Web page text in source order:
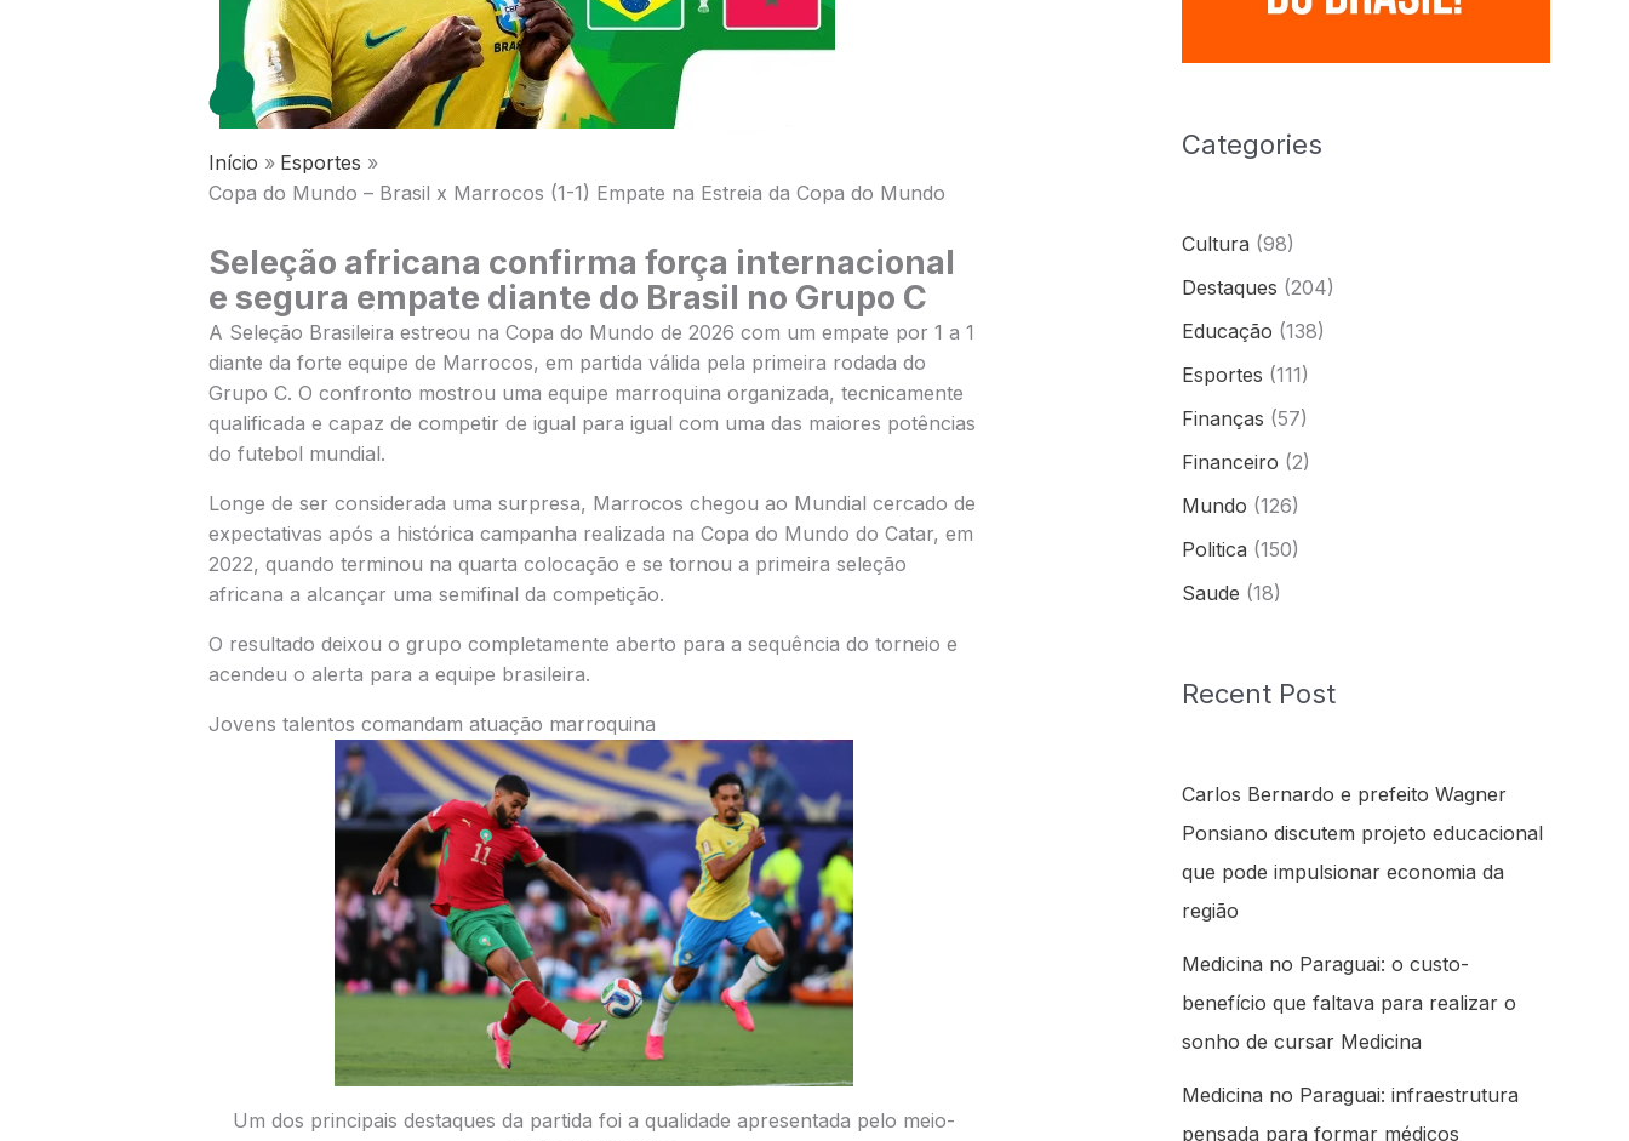
Início
Esportes
Copa do Mundo – Brasil x Marrocos (1-1) Empate na Estreia da Copa do Mundo
Seleção africana confirma força internacional
e segura empate diante do Brasil no Grupo C
A Seleção Brasileira estreou na Copa do Mundo de 2026 com um empate por 1 a 1
diante da forte equipe de Marrocos, em partida válida pela primeira rodada do
Grupo C. O confronto mostrou uma equipe marroquina organizada, tecnicamente
qualificada e capaz de competir de igual para igual com uma das maiores potências
do futebol mundial.
Longe de ser considerada uma surpresa, Marrocos chegou ao Mundial cercado de
expectativas após a histórica campanha realizada na Copa do Mundo do Catar, em
2022, quando terminou na quarta colocação e se tornou a primeira seleção
africana a alcançar uma semifinal da competição.
O resultado deixou o grupo completamente aberto para a sequência do torneio e
acendeu o alerta para a equipe brasileira.
Jovens talentos comandam atuação marroquina
Um dos principais destaques da partida foi a qualidade apresentada pelo meio-
Categories
Cultura (98)
Destaques (204)
Educação (138)
Esportes (111)
Finanças (57)
Financeiro (2)
Mundo (126)
Politica (150)
Saude (18)
Recent Post
Carlos Bernardo e prefeito Wagner
Ponsiano discutem projeto educacional
que pode impulsionar economia da
região
Medicina no Paraguai: o custo-
benefício que faltava para realizar o
sonho de cursar Medicina
Medicina no Paraguai: infraestrutura
pensada para formar médicos